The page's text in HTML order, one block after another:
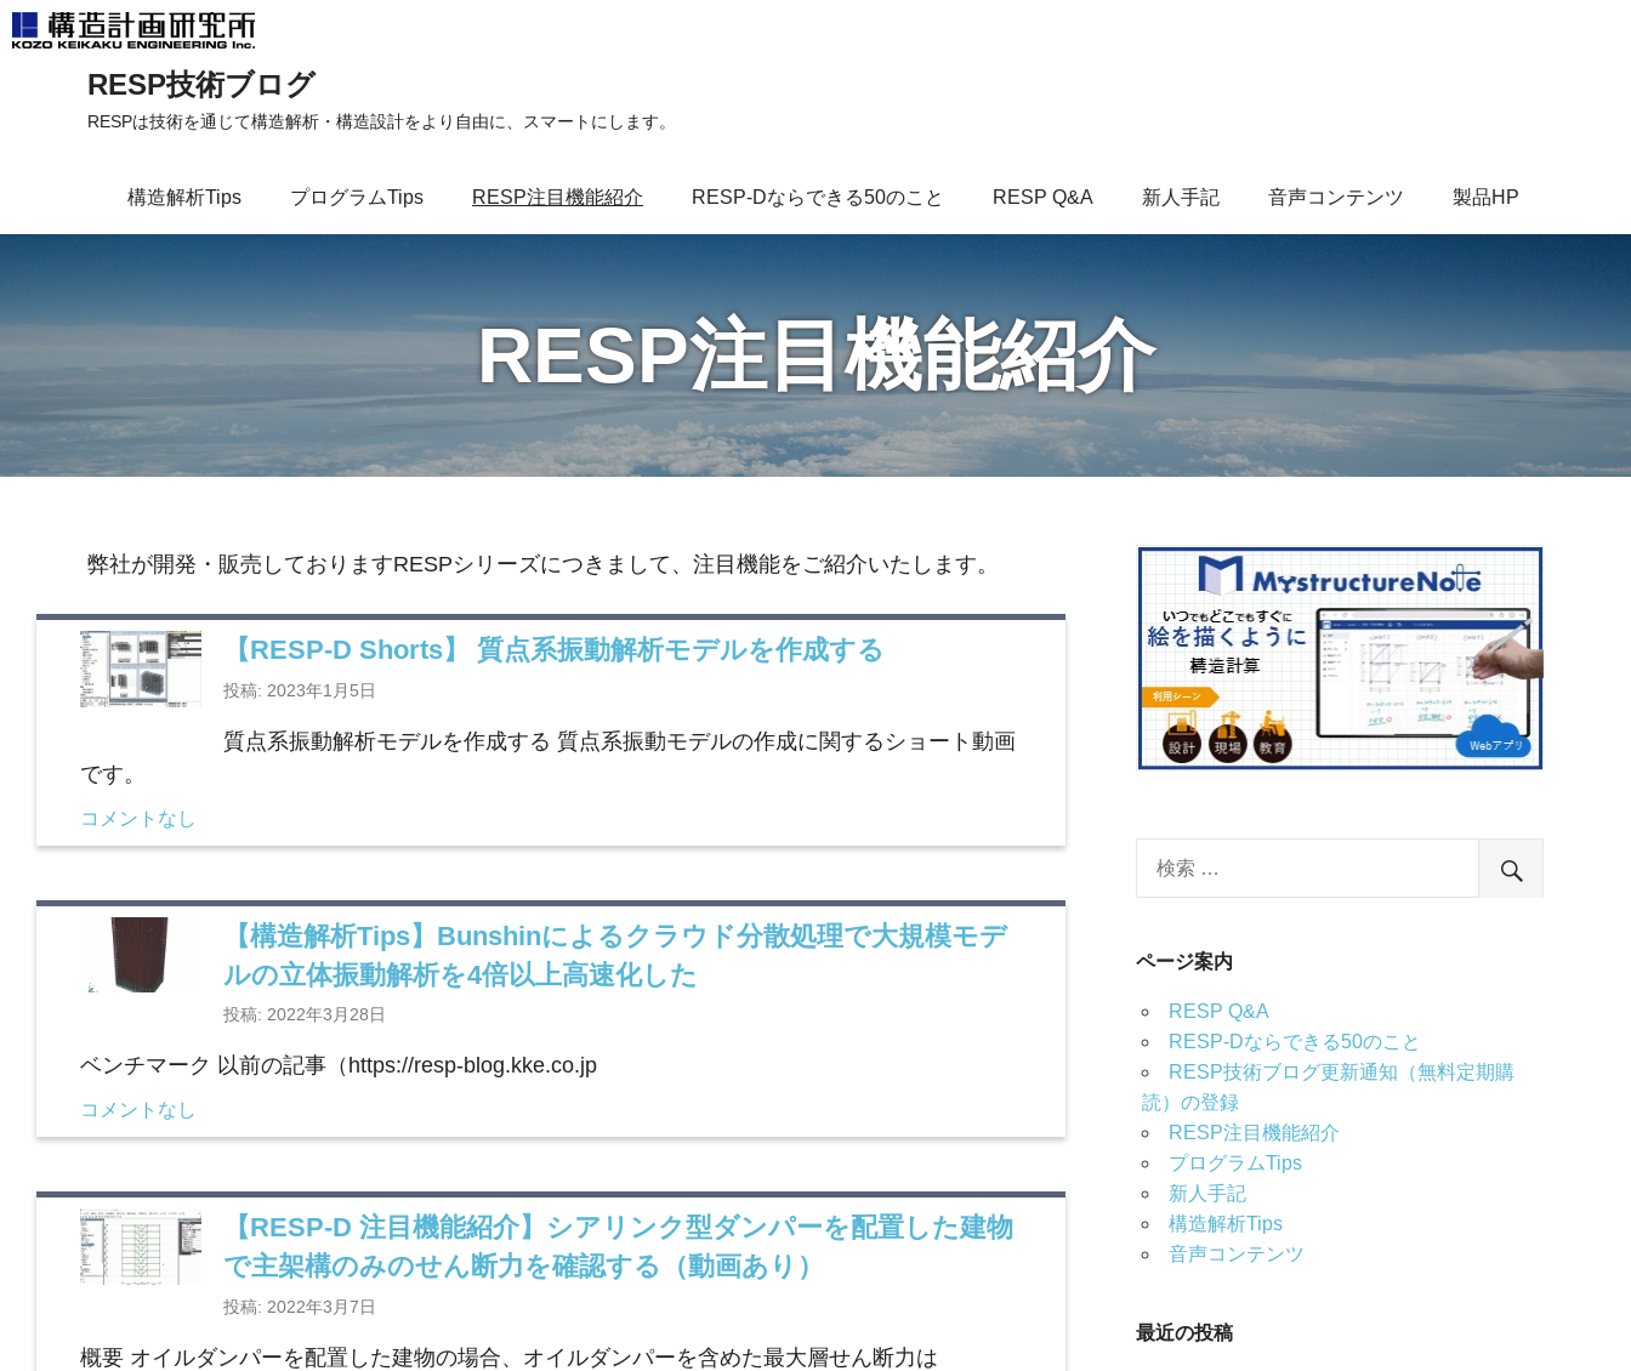
ス
RESP技術ブログ
RESPは技術を通じて構造解析・構造設計をより自由に、スマートにします。
構造解析Tips プログラムTips RESP注目機能紹介 RESP-Dならできる50のこと RESP Q&A 新人手記 音声コンテンツ 製品HP
RESP注目機能紹介
弊社が開発・販売しておりますRESPシリーズにつきまして、注目機能をご紹介いたします。
【RESP-D Shorts】 質点系振動解析モデルを作成する
投稿: 2023年1月5日
質点系振動解析モデルを作成する 質点系振動モデルの作成に関するショート動画
です。
コメントなし
【構造解析Tips】Bunshinによるクラウド分散処理で大規模モデ
ルの立体振動解析を4倍以上高速化した
投稿: 2022年3月28日
ベンチマーク 以前の記事（https://resp-blog.kke.co.jp
コメントなし
【RESP-D 注目機能紹介】シアリンク型ダンパーを配置した建物
で主架構のみのせん断力を確認する（動画あり）
投稿: 2022年3月7日
概要 オイルダンパーを配置した建物の場合、オイルダンパーを含めた最大層せん断力は
ページ案内
RESP Q&A
RESP-Dならできる50のこと
RESP技術ブログ更新通知（無料定期購
読）の登録
RESP注目機能紹介
プログラムTips
新人手記
構造解析Tips
音声コンテンツ
最近の投稿